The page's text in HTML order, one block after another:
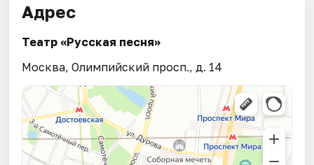
Адрес
Театр «Русская песня»
Москва, Олимпийский просп., д. 14